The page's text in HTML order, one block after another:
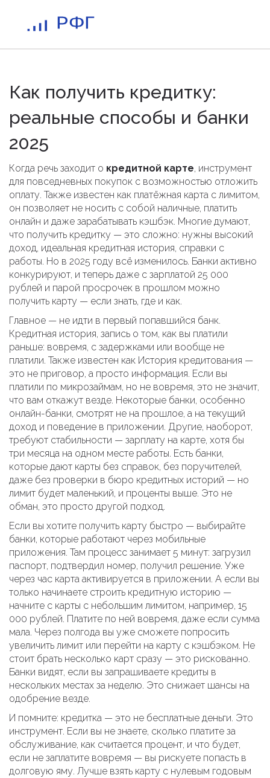
Как получить кредитку:
реальные способы и банки
2025
Когда речь заходит о кредитной карте, инструмент
для повседневных покупок с возможностью отложить
оплату. Также известен как платёжная карта с лимитом,
он позволяет не носить с собой наличные, платить
онлайн и даже зарабатывать кэшбэк. Многие думают,
что получить кредитку — это сложно: нужны высокий
доход, идеальная кредитная история, справки с
работы. Но в 2025 году всё изменилось. Банки активно
конкурируют, и теперь даже с зарплатой 25 000
рублей и парой просрочек в прошлом можно
получить карту — если знать, где и как.
Главное — не идти в первый попавшийся банк.
Кредитная история, запись о том, как вы платили
раньше: вовремя, с задержками или вообще не
платили. Также известен как История кредитования —
это не приговор, а просто информация. Если вы
платили по микрозаймам, но не вовремя, это не значит,
что вам откажут везде. Некоторые банки, особенно
онлайн-банки, смотрят не на прошлое, а на текущий
доход и поведение в приложении. Другие, наоборот,
требуют стабильности — зарплату на карте, хотя бы
три месяца на одном месте работы. Есть банки,
которые дают карты без справок, без поручителей,
даже без проверки в бюро кредитных историй — но
лимит будет маленький, и проценты выше. Это не
обман, это просто другой подход.
Если вы хотите получить карту быстро — выбирайте
банки, которые работают через мобильные
приложения. Там процесс занимает 5 минут: загрузил
паспорт, подтвердил номер, получил решение. Уже
через час карта активируется в приложении. А если вы
только начинаете строить кредитную историю —
начните с карты с небольшим лимитом, например, 15
000 рублей. Платите по ней вовремя, даже если сумма
мала. Через полгода вы уже сможете попросить
увеличить лимит или перейти на карту с кэшбэком. Не
стоит брать несколько карт сразу — это рискованно.
Банки видят, если вы запрашиваете кредиты в
нескольких местах за неделю. Это снижает шансы на
одобрение везде.
И помните: кредитка — это не бесплатные деньги. Это
инструмент. Если вы не знаете, сколько платите за
обслуживание, как считается процент, и что будет,
если не заплатите вовремя — вы рискуете попасть в
долговую яму. Лучше взять карту с нулевым годовым